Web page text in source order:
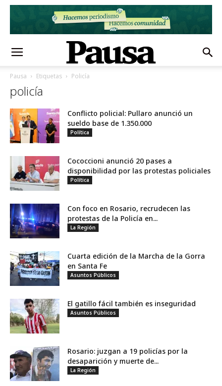
Pausa Etiquetas Policía
policía
Conflicto policial: Pullaro anunció un
sueldo base de 1.350.000
Política
Cococcioni anunció 20 pases a
disponibilidad por las protestas policiales
Política
Con foco en Rosario, recrudecen las
protestas de la Policía en...
La Región
Cuarta edición de la Marcha de la Gorra
en Santa Fe
Asuntos Públicos
El gatillo fácil también es inseguridad
Asuntos Públicos
Rosario: juzgan a 19 policías por la
desaparición y muerte de...
La Región